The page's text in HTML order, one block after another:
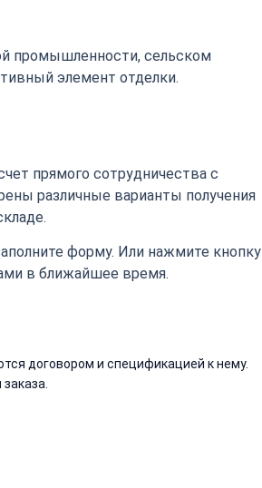
промышленности, сельском
элемент отделки.
прямого сотрудничества с
различные варианты получения
форму. Или нажмите кнопку
в ближайшее время.
договором и спецификацией к нему.